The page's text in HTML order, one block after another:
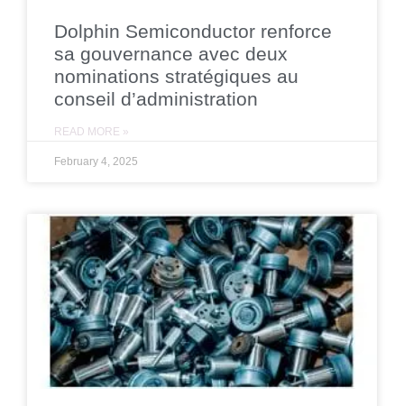
Dolphin Semiconductor renforce
sa gouvernance avec deux
nominations stratégiques au
conseil d’administration
READ MORE »
February 4, 2025